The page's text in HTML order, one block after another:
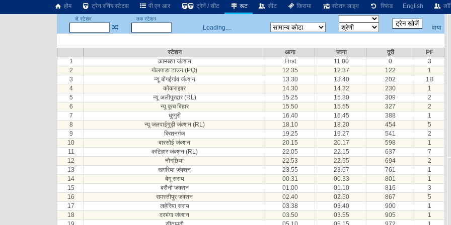
होम ट्रेन रनिंग स्टेटस पी एन आर ट्रेनें / सीट रूट सीट किराया स्टेशन लाइव रिफंड English
से स्टेशन तक स्टेशन
Loading.... वाया
स्टेशन आना जाना दूरी
PF
1
कामख्या जंक्शन First 11.00 0
3
2
गोलपाडा टाउन (PQ) 12.35 12.37 122
1
3
न्यू बोंगईगांव जंक्शन 13.30 13.40 202
1B
4
कोकराझार 14.30 14.32 230
1
5
न्यू अलीपुरद्वार (RL) 15.25 15.30 309
2
6
न्यू कूच बिहार 15.50 15.55 327
2
7
धुप्गुरी 16.40 16.45 388
1
8
न्यू जलपाईगुड़ी जंक्शन (RL) 18.10 18.20 454
5
9
किशनगंज 19.25 19.27 541
2
10
बारसोई जंक्शन 20.15 20.17 598
1
11
कटिहार जंक्शन (RL) 22.05 22.15 637
7
12
नौगछिया 22.53 22.55 694
2
13
खगरिया जंक्शन 23.55 23.57 761
1
14
बेगू सराय 00.31 00.33 801
1
15
बरौनी जंक्शन 01.00 01.10 816
3
16
समस्तीपुर जंक्शन 02.40 02.50 867
5
17
लहेरिया सराय 03.38 03.40 900
1
18
दरभंगा जंक्शन 03.50 03.55 905
1